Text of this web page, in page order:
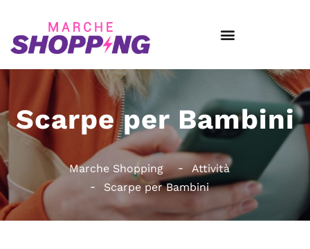
Scarpe per Bambini
Marche Shopping
Attività
Scarpe per Bambini